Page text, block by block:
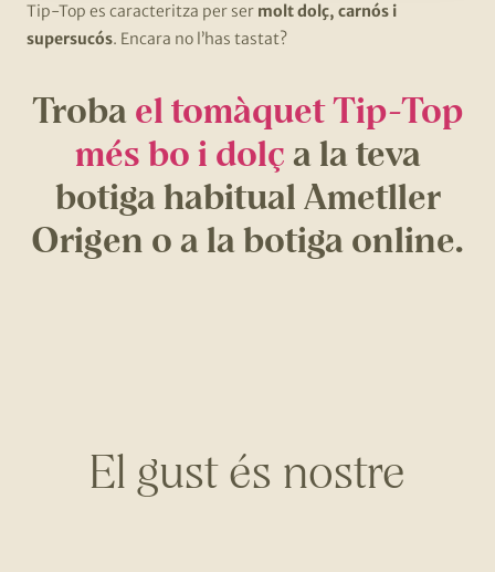
Tip-Top es caracteritza per ser molt dolç, carnós i
supersucós. Encara no l’has tastat?
Trobael tomàquet Tip-Top
més bo i dolça la teva
botiga habitual Ametller
Origen o a la botiga online.
El gust és nostre